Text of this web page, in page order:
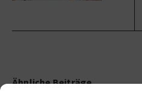
Ähnliche Beiträge